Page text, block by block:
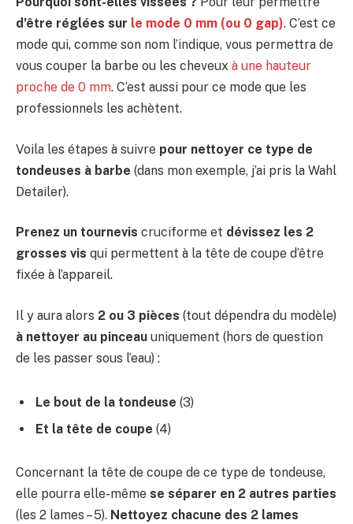
d’être réglées sur le mode 0 mm (ou 0 gap). C’est ce
mode qui, comme son nom l’indique, vous permettra de
vous couper la barbe ou les cheveux à une hauteur
proche de 0 mm. C’est aussi pour ce mode que les
professionnels les achètent.
Voila les étapes à suivre pour nettoyer ce type de
tondeuses à barbe (dans mon exemple, j’ai pris la Wahl
Detailer).
Prenez un tournevis cruciforme et dévissez les 2
grosses vis qui permettent à la tête de coupe d’être
fixée à l’appareil.
Il y aura alors 2 ou 3 pièces (tout dépendra du modèle)
à nettoyer au pinceau uniquement (hors de question
de les passer sous l’eau) :
Le bout de la tondeuse (3)
Et la tête de coupe (4)
Concernant la tête de coupe de ce type de tondeuse,
elle pourra elle-même se séparer en 2 autres parties
(les 2 lames – 5). Nettoyez chacune des 2 lames